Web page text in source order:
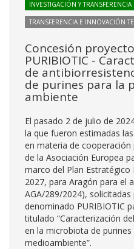
INVESTIGACIÓN Y TRANSFERENCIA
TRANSFERENCIA E INNOVACIÓN
Concesión
PURIBIOTIC -
de
de purines para la
ambiente
El pasado 2 de julio de
la que fueron estimadas
en materia de
de la Asociación Europea
marco del Plan Estratégico
2027, para Aragón para el
AGA/289/2024),
denominado PURIBIOTIC
titulado “Caracterización
en la microbiota de
medioambiente”.